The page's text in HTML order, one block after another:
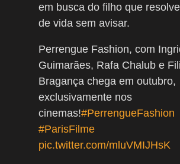
em busca do filho que
de vida sem avisar.
Perrengue Fashion, com
Guimarães, Rafa Chalub e
Bragança chega em outubro,
exclusivamente nos
cinemas!#PerrengueFashion
#ParisFilme
pic.twitter.com/mluVMIJHsK